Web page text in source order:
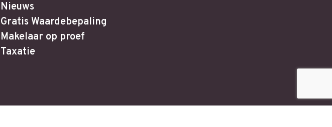
Nieuws
Gratis Waardebepaling
Makelaar op proef
Taxatie